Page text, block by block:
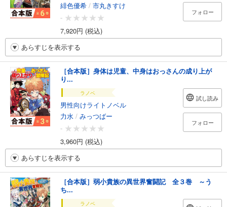
緋色優希 / 市丸きすけ
-
7,920円 (税込)
フォロー
あらすじを表示する
［合本版］身体は児童、中身はおっさんの成り上が
り...
ラノベ
男性向けライトノベル
力水 / みっつばー
-
3,960円 (税込)
試し読み
フォロー
あらすじを表示する
［合本版］弱小貴族の異世界奮闘記 全３巻 ～う
ち...
ラノベ